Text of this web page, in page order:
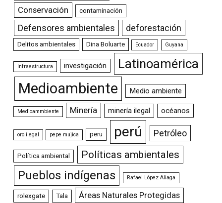
Conservación contaminación
Defensores ambientales deforestación
Delitos ambientales Dina Boluarte Ecuador Guyana
Infraestructura investigación Latinoamérica
Medioambiente Medio ambiente
Medioammbiente Minería minería ilegal océanos
oro ilegal pepe mujica peru perú Petróleo
Política ambiental Políticas ambientales
Pueblos indígenas Rafael López Aliaga
rolexgate Tala Áreas Naturales Protegidas